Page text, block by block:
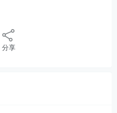
分享